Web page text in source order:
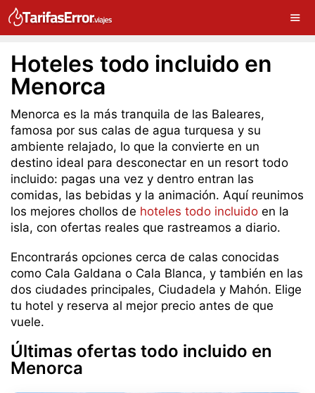
Hoteles todo incluido en
Menorca
Menorca es la más tranquila de las Baleares,
famosa por sus calas de agua turquesa y su
ambiente relajado, lo que la convierte en un
destino ideal para desconectar en un resort todo
incluido: pagas una vez y dentro entran las
comidas, las bebidas y la animación. Aquí reunimos
los mejores chollos de hoteles todo incluido en la
isla, con ofertas reales que rastreamos a diario.
Encontrarás opciones cerca de calas conocidas
como Cala Galdana o Cala Blanca, y también en las
dos ciudades principales, Ciudadela y Mahón. Elige
tu hotel y reserva al mejor precio antes de que
vuele.
Últimas ofertas todo incluido en
Menorca